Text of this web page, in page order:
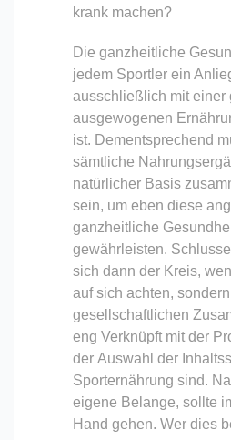
krank machen?
Die ganzheitliche
jedem Sportler ein
ausschließlich mit einer
ausgewogenen
ist. Dementsprechend
sämtliche
natürlicher Basis
sein, um eben diese
ganzheitliche
gewährleisten.
sich dann der Kreis,
auf sich achten,
gesellschaftlichen
eng Verknüpft mit der
der Auswahl der
Sporternährung sind.
eigene Belange, sollte
Hand gehen. Wer dies